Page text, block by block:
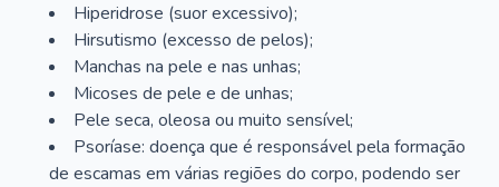
Hiperidrose (suor excessivo);
Hirsutismo (excesso de pelos);
Manchas na pele e nas unhas;
Micoses de pele e de unhas;
Pele seca, oleosa ou muito sensível;
Psoríase: doença que é responsável pela formação
de escamas em várias regiões do corpo, podendo ser